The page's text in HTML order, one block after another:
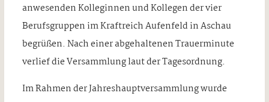
anwesenden Kolleginnen und Kollegen der vier
Berufsgruppen im Kraftreich Aufenfeld in Aschau
begrüßen. Nach einer abgehaltenen Trauerminute
verlief die Versammlung laut der Tagesordnung.
Im Rahmen der Jahreshauptversammlung wurde